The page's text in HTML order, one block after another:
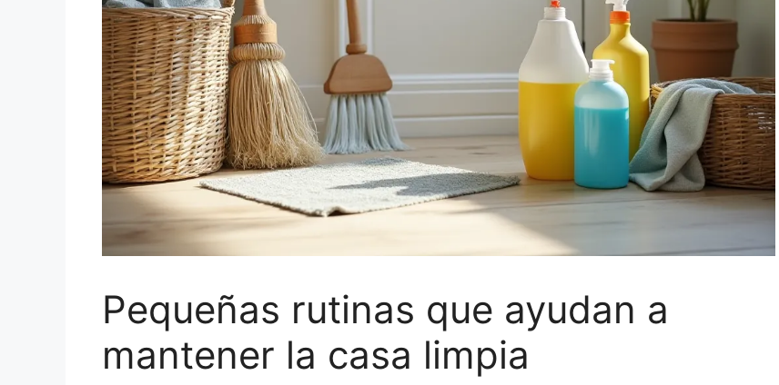
Pequeñas rutinas que ayudan a
mantener la casa limpia